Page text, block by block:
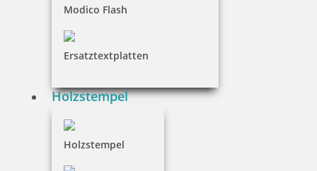
Modico Flash
Ersatztextplatten
Holzstempel
Holzstempel
180,30 €
inkl. 19 % Mwst.
Jetzt gestalten